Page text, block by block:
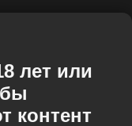
лет или
контент